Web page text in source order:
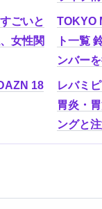
ごいと
女性関
TOKYO
ト一覧
ンバー
18
レバミ
胃炎・
ングと